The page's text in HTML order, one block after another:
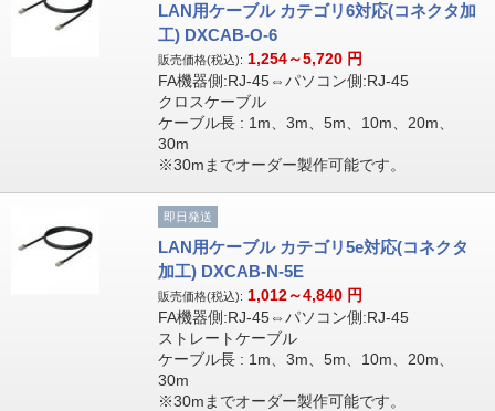
LAN用ケーブル カテゴリ6対応(コネクタ加
工) DXCAB-O-6
販売価格(税込): 1,254～5,720 円
FA機器側:RJ-45⇔パソコン側:RJ-45
クロスケーブル
ケーブル長 : 1m、3m、5m、10m、20m、
30m
※30mまでオーダー製作可能です。
即日発送
LAN用ケーブル カテゴリ5e対応(コネクタ
加工) DXCAB-N-5E
販売価格(税込): 1,012～4,840 円
FA機器側:RJ-45⇔パソコン側:RJ-45
ストレートケーブル
ケーブル長 : 1m、3m、5m、10m、20m、
30m
※30mまでオーダー製作可能です。